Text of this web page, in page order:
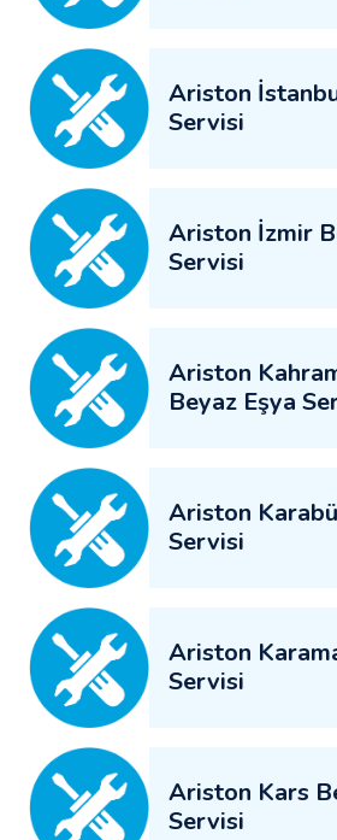
Ariston
Servisi
Ariston İzmir
Servisi
Ariston
Beyaz Eşya
Ariston
Servisi
Ariston
Servisi
Ariston Kars
Servisi